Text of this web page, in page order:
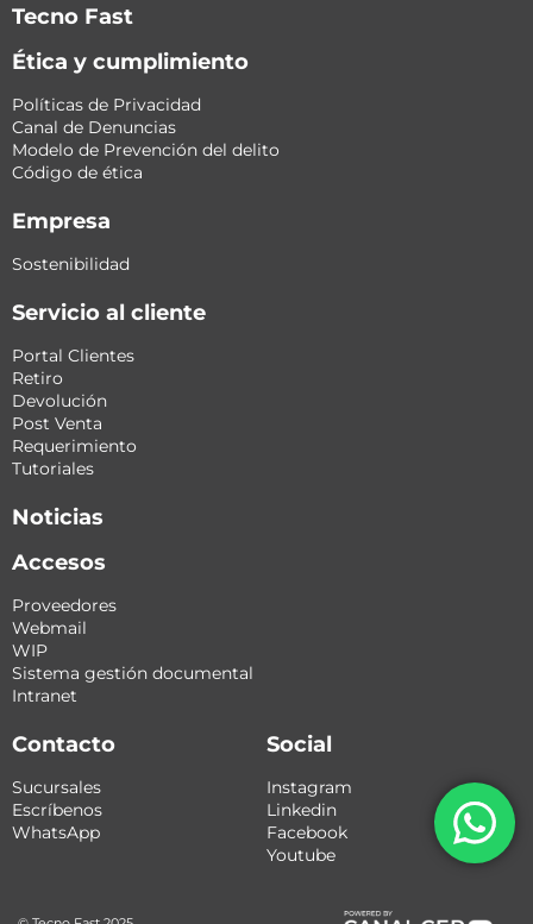
Tecno Fast
Ética y cumplimiento
Políticas de Privacidad
Canal de Denuncias
Modelo de Prevención del delito
Código de ética
Empresa
Sostenibilidad
Servicio al cliente
Portal Clientes
Retiro
Devolución
Post Venta
Requerimiento
Tutoriales
Noticias
Accesos
Proveedores
Webmail
WIP
Sistema gestión documental
Intranet
Contacto
Sucursales
Escríbenos
WhatsApp
Social
Instagram
Linkedin
Facebook
Youtube